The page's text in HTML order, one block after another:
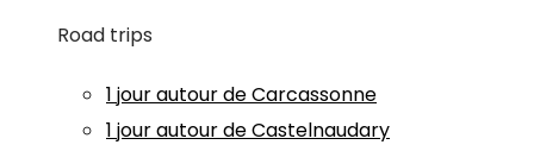
Road trips
1 jour autour de Carcassonne
1 jour autour de Castelnaudary